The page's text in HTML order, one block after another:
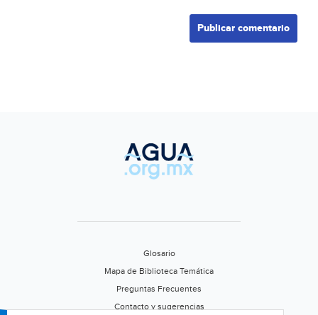
Glosario
Mapa de Biblioteca Temática
Preguntas Frecuentes
Contacto y sugerencias